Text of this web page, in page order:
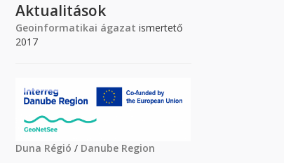
Aktualitások
Geoinformatikai ágazat ismertető
2017
Duna Régió / Danube Region